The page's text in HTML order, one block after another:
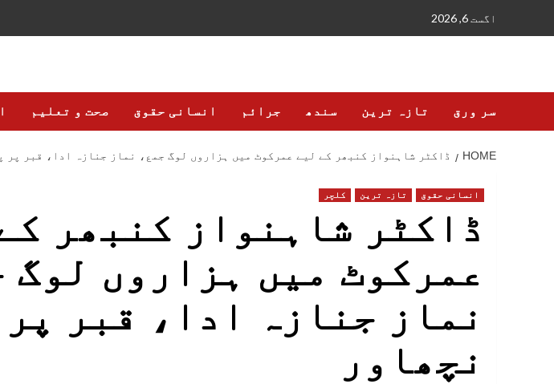
اگست 6, 2026
سر ورق تازہ ترین سندھ جرائم انسانی حقوق صحت و تعلیم
HOME ڈاکٹر شاہنواز کنبھر کے لیے عمرکوٹ میں ہزاروں لوگ جمع، نماز جنازہ ادا، قبر پر
انسانی حقوق تازہ ترین کلچر
ڈاکٹر شاہنواز کنبھر
عمرکوٹ میں ہزاروں لوگ
نماز جنازہ ادا، قبر
نچھاور